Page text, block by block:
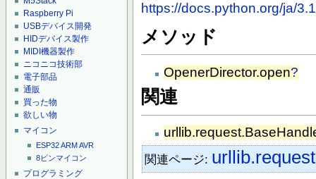
Raspberry Pi
USBデバイス開発
HIDデバイス製作
MIDI機器製作
ニコニコ技術部
電子部品
通販
買った物
欲しい物
マイコン
ESP32ARMAVR
8ピンマイコン
プログラミング
https://docs.python.org/ja/
メソッド
OpenerDirector.open?
関連
関連ページ: urllib.request